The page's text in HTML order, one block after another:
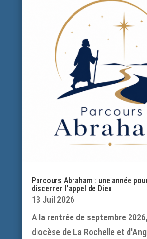
Parcours Abraham : une année
discerner l’appel de Dieu
13 Juil 2026
A la rentrée de septembre
diocèse de La Rochelle et